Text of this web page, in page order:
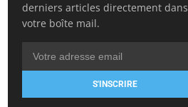
derniers articles directement dans
votre boîte mail.
S'INSCRIRE